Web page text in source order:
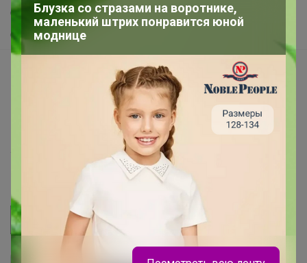
Самое желанное
Самое быстрое
Начать зарабатывать с 24-ok
Picabox.ru - Лучшее место для ваших изображений
Розыгрыш - Генератор случайных чисел
Пульс нашего маркетплейса
Укорачиватель ссылок
Блузка со стразами на воротнике,
маленький штрих понравится юной
моднице